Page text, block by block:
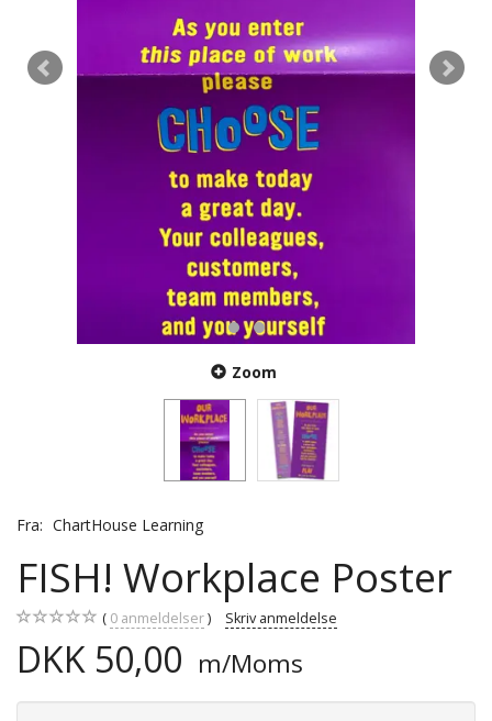
Zoom
Fra: ChartHouse Learning
FISH! Workplace Poster
0 anmeldelser Skriv anmeldelse
DKK 50,00 m/Moms